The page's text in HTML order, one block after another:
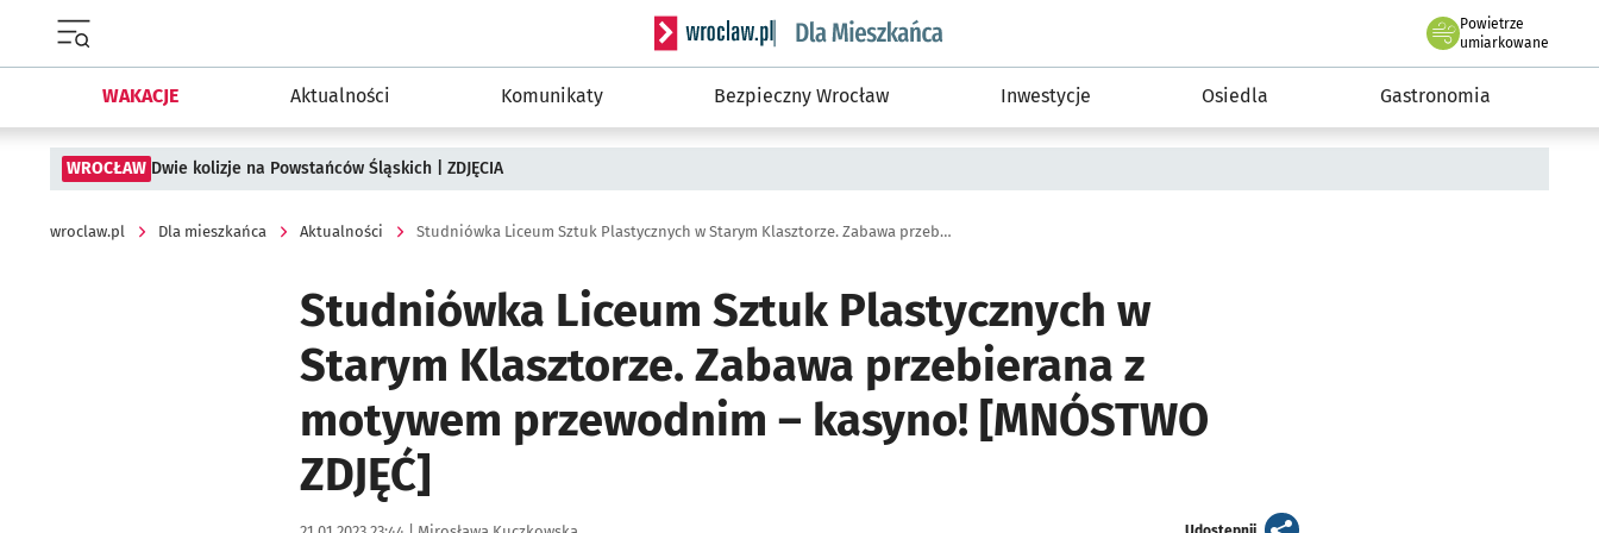
Serwis informacyjny wroclaw.pl podserwis: Dla mieszkańca
Powietrze
we Wrocławiu
umiarkowane
WAKACJE Aktualności Komunikaty Bezpieczny Wrocław Inwestycje Osiedla Gastronomia
WROCŁAW Dwie kolizje na Powstańców Śląskich | ZDJĘCIA
wroclaw.pl Dla mieszkańca Aktualności Studniówka Liceum Sztuk Plastycznych w Starym Klasztorze. Zabawa przebierana z motywem przewodnim – kasyno! [MNÓSTWO ZDJĘĆ]
Studniówka Liceum Sztuk Plastycznych w
Starym Klasztorze. Zabawa przebierana z
motywem przewodnim – kasyno! [MNÓSTWO
ZDJĘĆ]
Data publikacji: Autor: artykuł